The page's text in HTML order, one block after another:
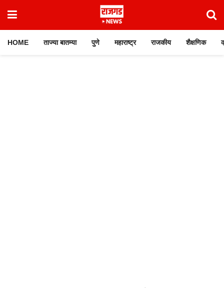
HOME ताज्या बातम्या पुणे महाराष्ट्र राजकीय शैक्षणिक